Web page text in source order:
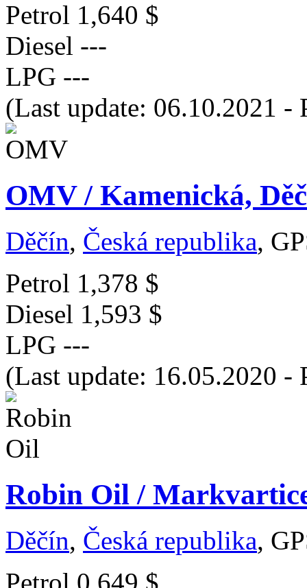
Petrol 1,640 $
Diesel ---
LPG ---
(Last update: 06.10.2021 -
OMV / Kamenická,
Děčín, Česká republika,
Petrol 1,378 $
Diesel 1,593 $
LPG ---
(Last update: 16.05.2020 -
Robin Oil /
Děčín, Česká republika,
Petrol 0,649 $